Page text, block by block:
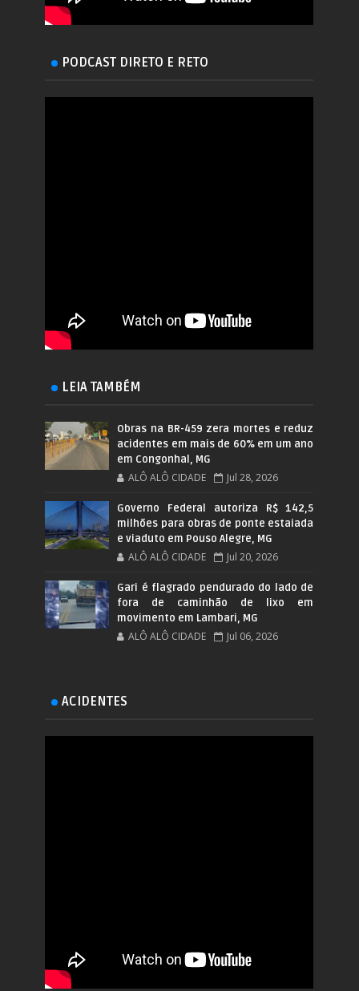
PODCAST DIRETO E RETO
LEIA TAMBÉM
Obras na BR-459 zera mortes e reduz
acidentes em mais de 60% em um ano
em Congonhal, MG
ALÔ ALÔ CIDADE Jul 28, 2026
Governo Federal autoriza R$ 142,5
milhões para obras de ponte estaiada
e viaduto em Pouso Alegre, MG
ALÔ ALÔ CIDADE Jul 20, 2026
Gari é flagrado pendurado do lado de
fora de caminhão de lixo em
movimento em Lambari, MG
ALÔ ALÔ CIDADE Jul 06, 2026
ACIDENTES